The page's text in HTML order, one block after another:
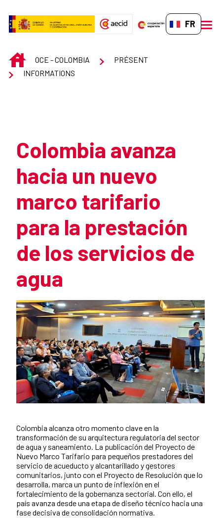
FR-FR
INICIOOCE - COLOMBIA
PRÉSENT
INFORMATIONS
Colombia avanza
hacia un nuevo
marco tarifario
para la prestación
de los servicios de
agua
Resumen de la noticia
Contenido de la noticia
Colombia alcanza otro momento clave en la
transformación de su arquitectura regulatoria del sector
de agua y saneamiento. La publicación del Proyecto de
Nuevo Marco Tarifario para pequeños prestadores del
servicio de acueducto y alcantarillado y gestores
comunitarios, junto con el Proyecto de Resolución que lo
desarrolla, marca un punto de inflexión en el
fortalecimiento de la gobernanza sectorial. Con ello, el
país avanza desde una etapa de diseño técnico hacia una
fase decisiva de consolidación normativa.